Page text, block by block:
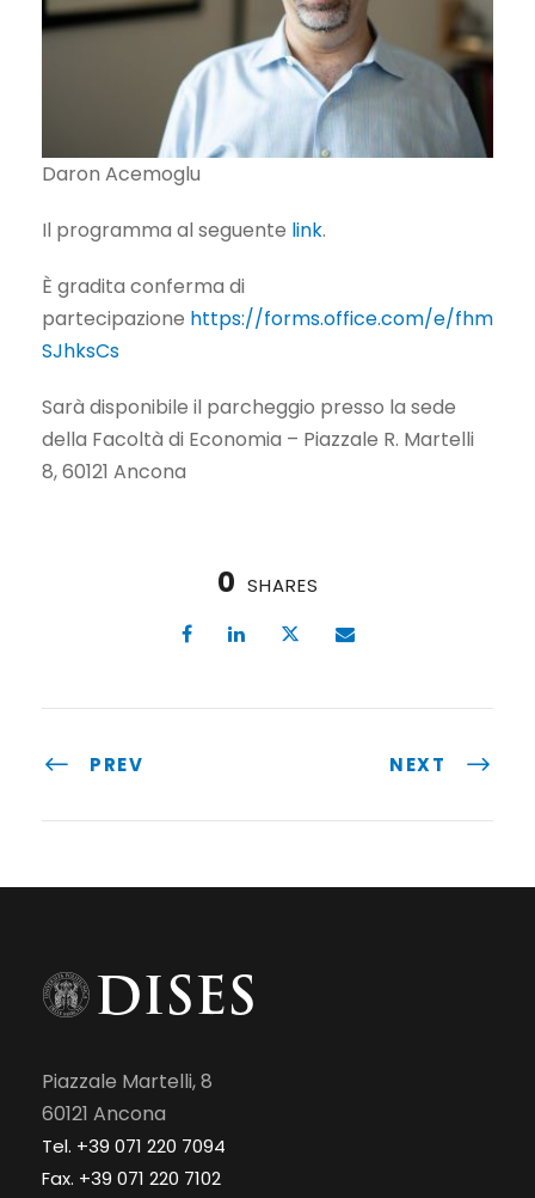
Daron Acemoglu
Il programma al seguente link.
È gradita conferma di
partecipazione https://forms.office.com/e/fhm
SJhksCs
Sarà disponibile il parcheggio presso la sede
della Facoltà di Economia – Piazzale R. Martelli
8, 60121 Ancona
0 SHARES
PREV NEXT
Piazzale Martelli, 8
60121 Ancona
Tel. +39 071 220 7094
Fax. +39 071 220 7102